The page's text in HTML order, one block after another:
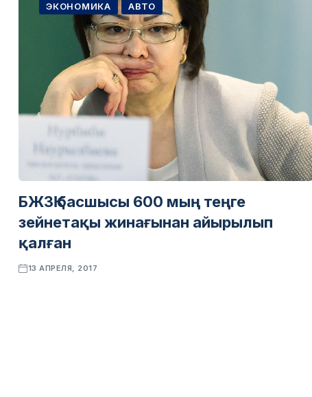
ЭКОНОМИКА АВТО
БЖЗҚ басшысы 600 мың теңге
зейнетақы жинағынан айырылып
қалған
13 АПРЕЛЯ, 2017